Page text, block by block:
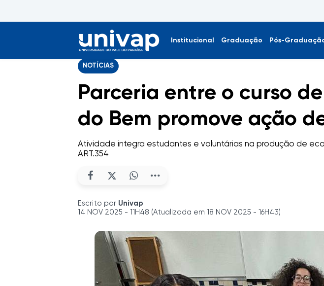
Institucional Graduação Pós-
NOTÍCIAS
Parceria entre o curso
do Bem promove ação
Atividade integra estudantes e voluntárias na produção de
ART.354
Escrito por Univap
14 NOV 2025 - 11H48 (Atualizada em 18 NOV 2025 - 16H43)